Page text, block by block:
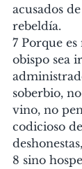
acusados
rebeldía.
7 Porque
obispo sea
soberbio,
vino, no
codicioso
deshonestas,
8 sino